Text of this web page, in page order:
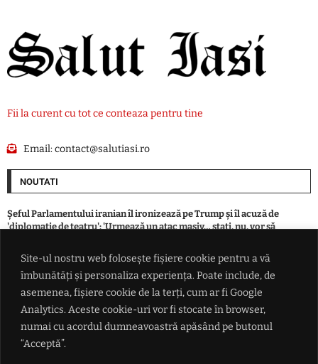
Site-ul nostru web folosește fișiere cookie pentru a vă
îmbunătăți și personaliza experiența. Poate include, de
asemenea, fișiere cookie de la terți, cum ar fi Google
Analytics. Aceste cookie-uri vor fi stocate în browser,
numai cu acordul dumneavoastră apăsând pe butonul
“Acceptă”.
Fii la curent cu tot ce conteaza pentru tine
Email:contact@salutiasi.ro
NOUTATI
Șeful Parlamentului iranian îl ironizează pe Trump și îl acuză de
'diplomație de teatru': 'Urmează un atac masiv… stați, nu, vor să
Incendiu la o locuință din Boșteni, municipiul Pașcani. Intervenție a
pompierilor
Vremea se dezlănțuie în București. De la temperaturi de foc la vijelii cu
rafale de peste 80 km/h